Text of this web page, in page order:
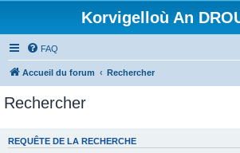
Korvigelloù An
FAQ
Accueil du forum Rechercher
Rechercher
REQUÊTE DE LA RECHERCHE